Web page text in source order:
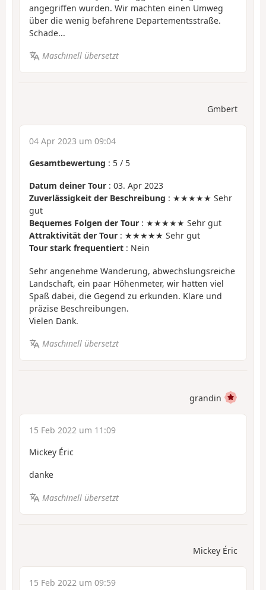
angegriffen wurden. Wir machten einen Umweg
über die wenig befahrene Departementsstraße.
Schade...
Maschinell übersetzt
Gmbert
04 Apr 2023 um 09:04
Gesamtbewertung : 5 / 5
Datum deiner Tour : 03. Apr 2023
Zuverlässigkeit der Beschreibung : ★★★★★ Sehr
gut
Bequemes Folgen der Tour : ★★★★★ Sehr gut
Attraktivität der Tour : ★★★★★ Sehr gut
Tour stark frequentiert : Nein
Sehr angenehme Wanderung, abwechslungsreiche
Landschaft, ein paar Höhenmeter, wir hatten viel
Spaß dabei, die Gegend zu erkunden. Klare und
präzise Beschreibungen.
Vielen Dank.
Maschinell übersetzt
grandin
15 Feb 2022 um 11:09
Mickey Éric
danke
Maschinell übersetzt
Mickey Éric
15 Feb 2022 um 09:59